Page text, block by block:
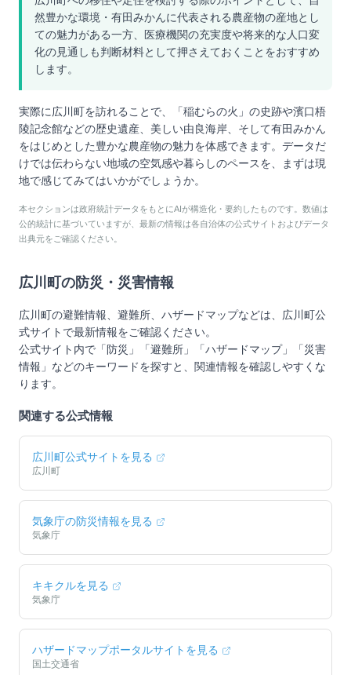
然豊かな環境・有田みかんに代表される農産物の産地とし
ての魅力がある一方、医療機関の充実度や将来的な人口変
化の見通しも判断材料として押さえておくことをおすすめ
します。
実際に広川町を訪れることで、「稲むらの火」の史跡や濱口梧
陵記念館などの歴史遺産、美しい由良海岸、そして有田みかん
をはじめとした豊かな農産物の魅力を体感できます。データだ
けでは伝わらない地域の空気感や暮らしのペースを、まずは現
地で感じてみてはいかがでしょうか。
本セクションは政府統計データをもとにAIが構造化・要約したものです。数値は
公的統計に基づいていますが、最新の情報は各自治体の公式サイトおよびデータ
出典元をご確認ください。
広川町 の防災・災害情報
広川町の避難情報、避難所、ハザードマップなどは、 広川町公
式サイトで最新情報をご確認ください。
公式サイト内で「防災」「避難所」「ハザードマップ」「災害
情報」などのキーワードを探すと、関連情報を確認しやすくな
ります。
関連する公式情報
広川町公式サイトを見る
広川町
気象庁の防災情報を見る
気象庁
キキクルを見る
気象庁
ハザードマップポータルサイトを見る
国土交通省